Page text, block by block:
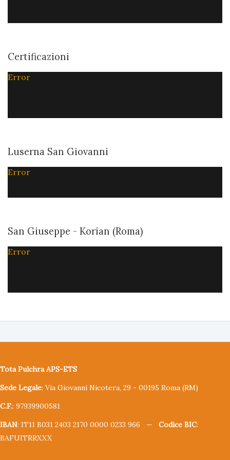
Certificazioni
Error
Luserna San Giovanni
Error
San Giuseppe - Korian (Roma)
Error
Tota Pulchra APS-ETS
Sede Legale: Via Giovanni Nicotera, 29 - 00195 Roma (RM)
C.F.: 97939900581
IBAN: IT11 B031 2403 2170 0000 0233 966 — Codice BIC:
BAFUITRRXXX